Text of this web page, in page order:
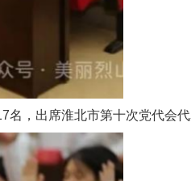
，出席淮北市第十次党代会代